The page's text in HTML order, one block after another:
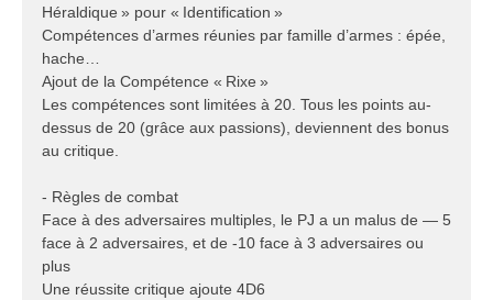
Héraldique » pour « Identification »
Compétences d’armes réunies par famille d’armes : épée,
hache…
Ajout de la Compétence « Rixe »
Les compétences sont limitées à 20. Tous les points au-
dessus de 20 (grâce aux passions), deviennent des bonus
au critique.
- Règles de combat
Face à des adversaires multiples, le PJ a un malus de — 5
face à 2 adversaires, et de -10 face à 3 adversaires ou
plus
Une réussite critique ajoute 4D6